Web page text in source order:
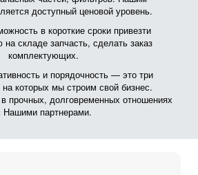
доступный ценовой уровень.
в короткие сроки привезти
складе запчасть, сделать заказ
комплектующих.
и порядочность — это три
которых мы строим свой бизнес.
прочных, долговременных отношениях
Нашими партнерами.